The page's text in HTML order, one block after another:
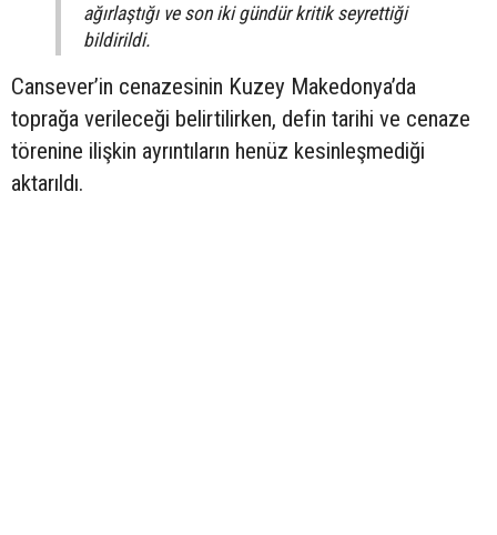
ağırlaştığı ve son iki gündür kritik seyrettiği
bildirildi.
Cansever’in cenazesinin Kuzey Makedonya’da
toprağa verileceği belirtilirken, defin tarihi ve cenaze
törenine ilişkin ayrıntıların henüz kesinleşmediği
aktarıldı.